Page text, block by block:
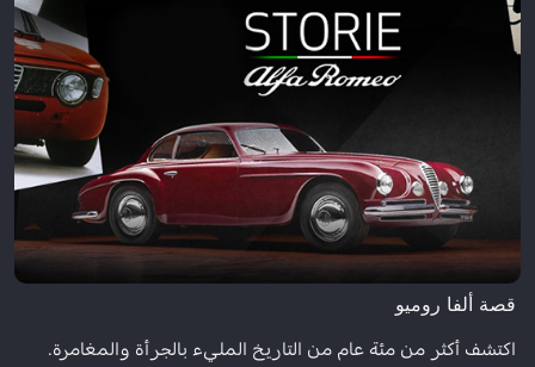
قصة ألفا روميو
اكتشف أكثر من مئة عام من التاريخ المليء بالجرأة والمغامرة.